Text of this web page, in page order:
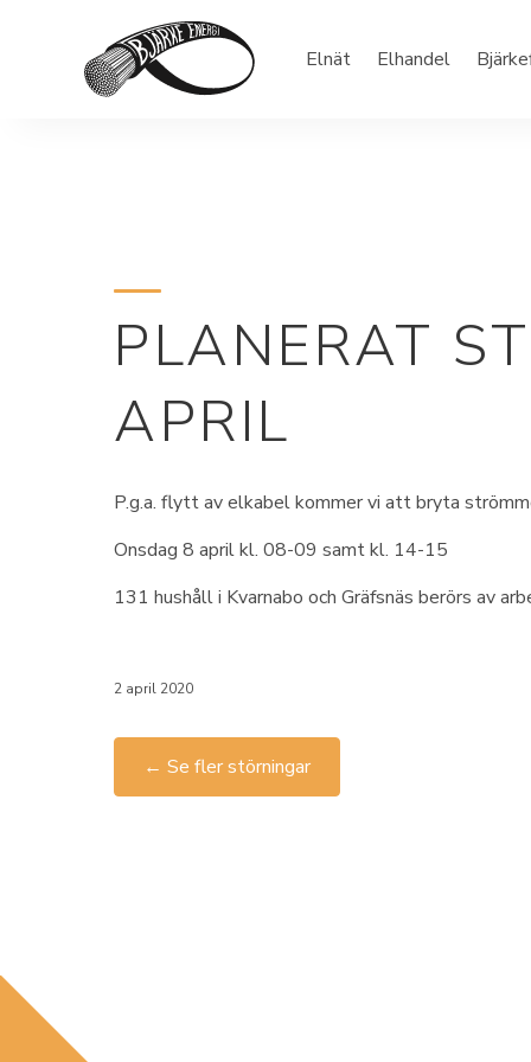
Elnät Elhandel
PLANERAT
APRIL
P.g.a. flytt av elkabel kommer vi att bryta
Onsdag 8 april kl. 08-09 samt kl. 14-15
131 hushåll i Kvarnabo och Gräfsnäs berörs av
2 april 2020
← Se fler störningar